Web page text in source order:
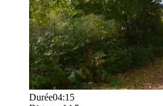
Durée04:15